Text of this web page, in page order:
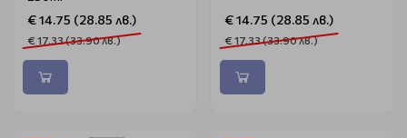
€ 14.75 (28.85 лв.)
€ 17.33 (33.90 лв.)
€ 14.75 (28.85 лв.)
€ 17.33 (33.90 лв.)